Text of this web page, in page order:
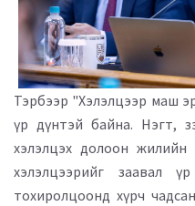
Тэрбээр "Хэлэлцээр маш
үр дүнтэй байна. Нэгт,
хэлэлцэх долоон жилийн
хэлэлцээрийг заавал
тохиролцоонд хүрч